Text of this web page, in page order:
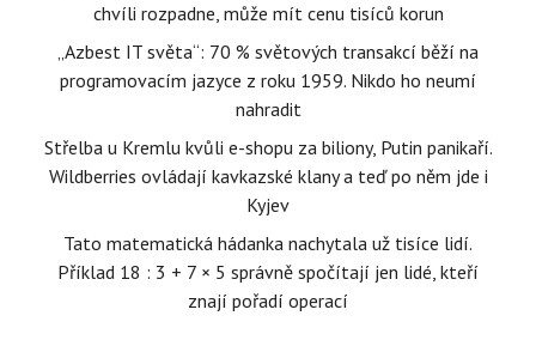
chvíli rozpadne, může mít cenu tisíců korun
„Azbest IT světa“: 70 % světových transakcí běží na
programovacím jazyce z roku 1959. Nikdo ho neumí
nahradit
Střelba u Kremlu kvůli e-shopu za biliony, Putin panikaří.
Wildberries ovládají kavkazské klany a teď po něm jde i
Kyjev
Tato matematická hádanka nachytala už tisíce lidí.
Příklad 18 : 3 + 7 × 5 správně spočítají jen lidé, kteří
znají pořadí operací